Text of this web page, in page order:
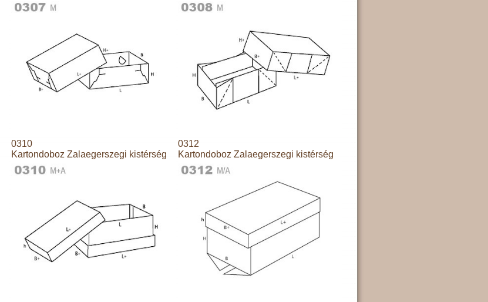
0310
Kartondoboz Zalaegerszegi kistérség
0312
Kartondoboz Zalaegerszegi kistérség